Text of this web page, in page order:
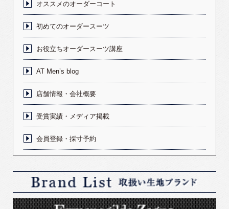
オススメのオーダーコート
初めてのオーダースーツ
お役立ちオーダースーツ講座
AT Men’s blog
店舗情報・会社概要
受賞実績・メディア掲載
会員登録・採寸予約